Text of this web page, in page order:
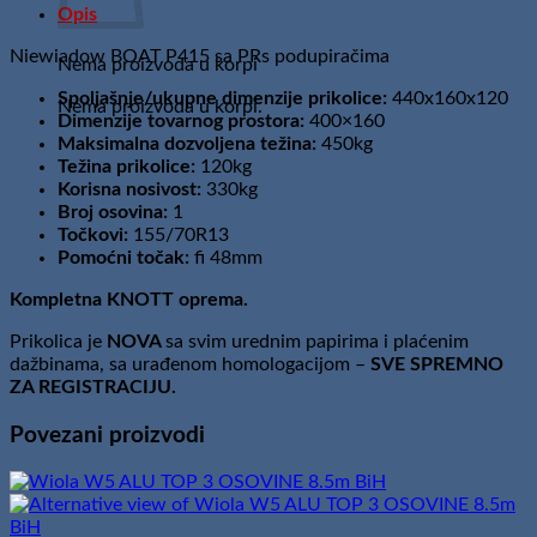
Nema proizvoda u korpi
Nema proizvoda u korpi.
količina
Opis
Niewiadow BOAT P415 sa PRs podupiračima
Spoljašnje/ukupne dimenzije prikolice: 440x160x120
Dimenzije tovarnog prostora: 400×160
Maksimalna dozvoljena težina: 450kg
Težina prikolice: 120kg
Korisna nosivost: 330kg
Broj osovina: 1
Točkovi: 155/70R13
Pomoćni točak: fi 48mm
Kompletna KNOTT oprema.
Prikolica je NOVAsa svim urednim papirima i plaćenim
dažbinama, sa urađenom homologacijom – SVE SPREMNO
ZA REGISTRACIJU.
Povezani proizvodi